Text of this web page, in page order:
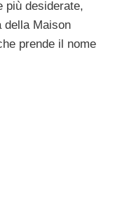
più desiderate,
della Maison
prende il nome